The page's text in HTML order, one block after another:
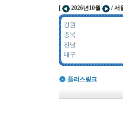
[ 2026년10월 / 서
강원
충북
전남
대구